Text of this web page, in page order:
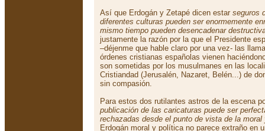
Así que Erdogán y Zetapé dicen estar seguros
diferentes culturas pueden ser enormemente
mismo tiempo pueden desencadenar
justamente la razón por la que el Presidente
–déjenme que hable claro por una vez- las
órdenes cristianas españolas vienen
son sometidas por los musulmanes en las
Cristiandad (Jerusalén, Nazaret, Belén...) de
sin compasión.
Para estos dos rutilantes astros de la escena
publicación de las caricaturas puede ser
rechazadas desde el punto de vista de la
Erdogán moral y política no parece extraño en